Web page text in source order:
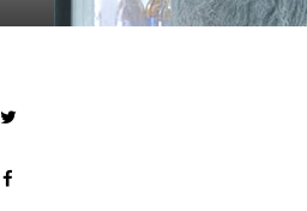
TWITTER
FACEBOOK